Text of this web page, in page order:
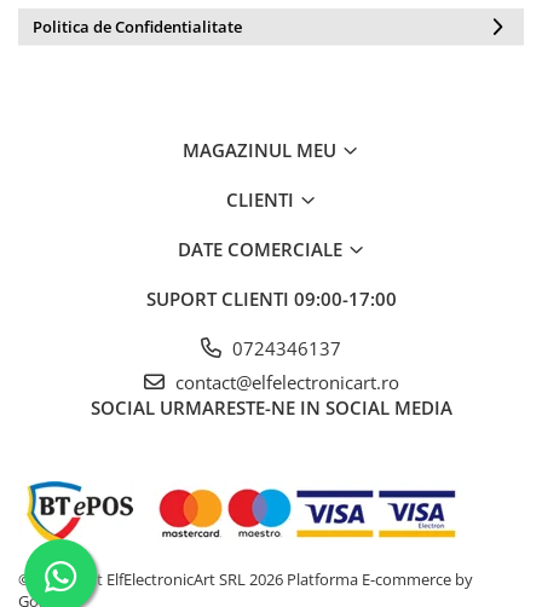
Politica de Confidentialitate
MAGAZINUL MEU
CLIENTI
DATE COMERCIALE
SUPORT CLIENTI 09:00-17:00
0724346137
contact@elfelectronicart.ro
SOCIAL URMARESTE-NE IN SOCIAL MEDIA
©Copyright ElfElectronicArt SRL 2026 Platforma E-commerce by
Gomag